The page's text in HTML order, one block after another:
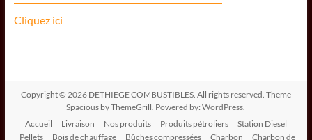
Cliquez ici
Copyright © 2026 DETHIEGE COMBUSTIBLES. All rights reserved. Theme
Spacious by ThemeGrill. Powered by:WordPress
Accueil
Livraison Nos produits Produits pétroliers
Station Diesel
Pellets
Bois de chauffage Bûches compressées Charbon Charbon de